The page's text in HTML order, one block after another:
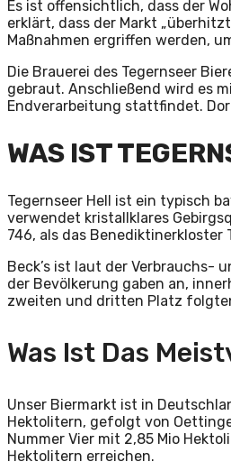
Es ist offensichtlich, dass der
erklärt, dass der Markt
Maßnahmen ergriffen werden,
Die Brauerei des Tegernseer
gebraut. Anschließend wird es
Endverarbeitung stattfindet.
WAS IST
Tegernseer Hell ist ein typisch
verwendet kristallklares
746, als das
Beck’s ist laut der Verbrauchs-
der Bevölkerung gaben an,
zweiten und dritten Platz
Was Ist Das
Unser Biermarkt ist in
Hektolitern, gefolgt von
Nummer Vier mit 2,85 Mio
Hektolitern erreichen.